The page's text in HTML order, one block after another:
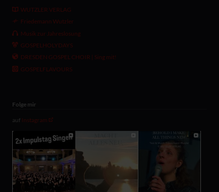
WUTZLER VERLAG
Friedemann Wutzler
Musik zur Jahreslosung
GOSPELHOLYDAYS
DRESDEN GOSPEL CHOIR | Sing mit!
GOSPELFLAVOURS
Folge mir
auf Instagram